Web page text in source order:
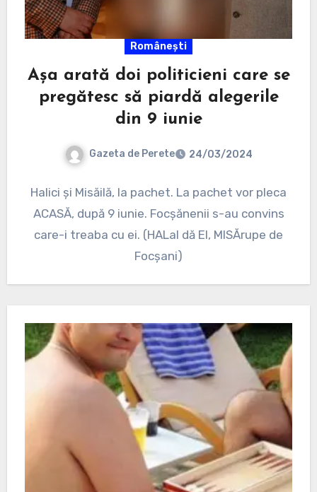
Românești
Așa arată doi politicieni care se
pregătesc să piardă alegerile
din 9 iunie
Gazeta de Perete 24/03/2024
Halici și Misăilă, la pachet. La pachet vor pleca
ACASĂ, după 9 iunie. Focșănenii s-au convins
care-i treaba cu ei. (HALal dă EI, MISĂrupe de
Focșani)